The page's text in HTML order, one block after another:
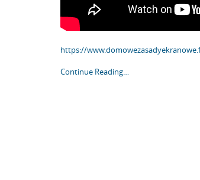
https://
Continue Reading…